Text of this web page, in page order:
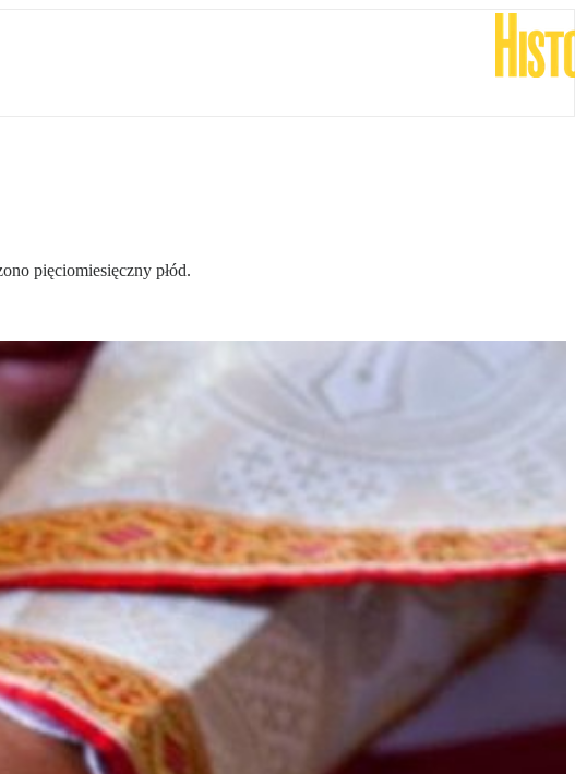
pięciomiesięczny płód.